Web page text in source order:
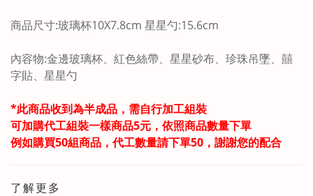
商品尺寸:玻璃杯10X7.8cm 星星勺:15.6cm
內容物:金邊玻璃杯、紅色絲帶、星星砂布、珍珠吊墜、囍
字貼、星星勺
*此商品收到為半成品，需自行加工組裝
可加購代工組裝一樣商品5元，依照商品數量下單
例如購買50組商品，代工數量請下單50，謝謝您的配合
了解更多